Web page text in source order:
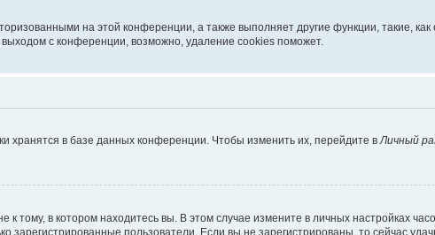
на этой конференции, а также выполняет другие функции, такие,
с конференции, возможно, удаление cookies поможет.
хранятся в базе данных конференции. Чтобы изменить их, перейдите в Личный
тому, в котором находитесь вы. В этом случае измените в личных настройках
зарегистрированные пользователи. Если вы не зарегистрированы, то сейчас